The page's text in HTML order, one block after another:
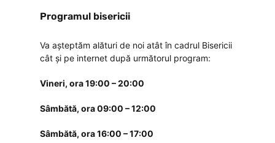
Programul bisericii
Va așteptăm alături de noi atât în cadrul Bisericii
cât și pe internet după următorul program:
Vineri, ora 19:00 – 20:00
Sâmbătă, ora 09:00 – 12:00
Sâmbătă, ora 16:00 – 17:00